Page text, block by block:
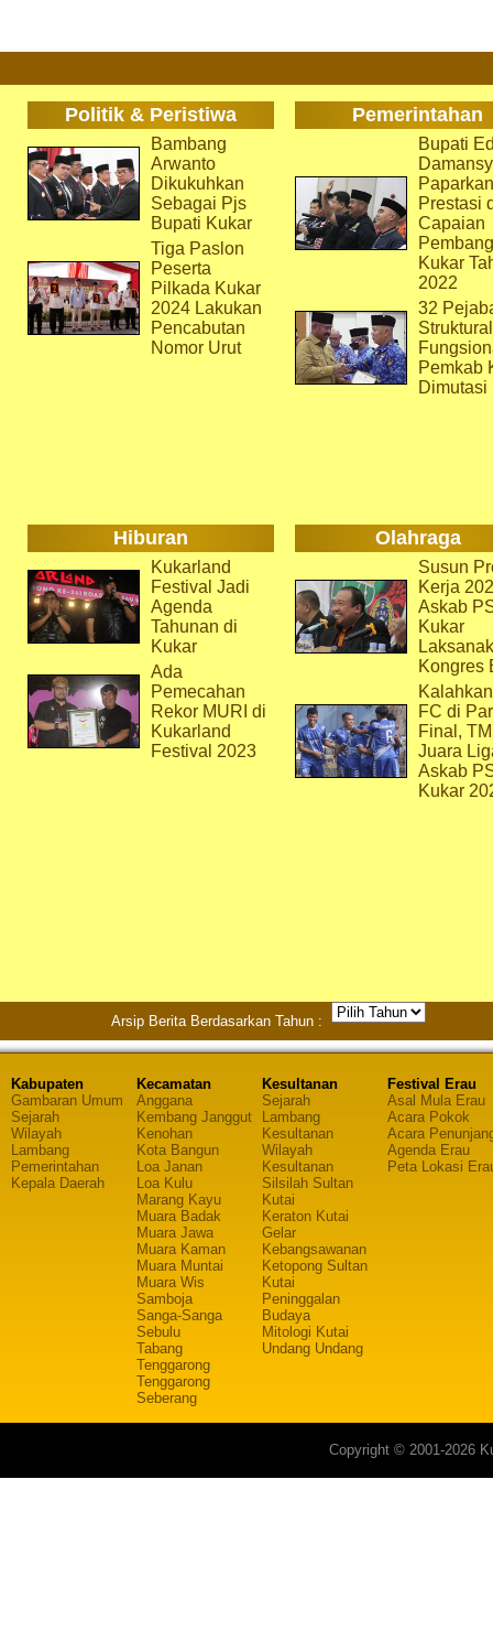
Politik & Peristiwa Pemerintahan
Bambang
Arwanto
Dikukuhkan
Sebagai Pjs
Bupati Kukar
Tiga Paslon
Peserta
Pilkada Kukar
2024 Lakukan
Pencabutan
Nomor Urut
Bupati
Paparkan
Prestasi
Capaian
Kukar
2022
32
Pemkab
Dimutasi
Hiburan Olahraga
Kukarland
Festival Jadi
Agenda
Tahunan di
Kukar
Ada
Pemecahan
Rekor MURI di
Kukarland
Festival 2023
Susun
Kerja
Askab
Kukar
Kongres
FC di
Final,
Juara
Askab
Kukar
Arsip Berita Berdasarkan Tahun :
Kabupaten
Gambaran Umum
Sejarah
Wilayah
Lambang
Pemerintahan
Kepala Daerah
Kecamatan
Anggana
Kembang Janggut
Kenohan
Kota Bangun
Loa Janan
Loa Kulu
Marang Kayu
Muara Badak
Muara Jawa
Muara Kaman
Muara Muntai
Muara Wis
Samboja
Sanga-Sanga
Sebulu
Tabang
Tenggarong
Tenggarong
Seberang
Kesultanan
Sejarah
Lambang
Kesultanan
Wilayah
Kesultanan
Silsilah Sultan
Kutai
Keraton Kutai
Gelar
Kebangsawanan
Ketopong Sultan
Kutai
Peninggalan
Budaya
Mitologi Kutai
Undang Undang
Festival Erau
Asal Mula Erau
Acara Pokok
Acara
Agenda Erau
Peta Lokasi
Copyright © 2001-2026